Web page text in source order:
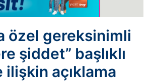
özel gereksinimli
şiddet” başlıklı
ilişkin açıklama